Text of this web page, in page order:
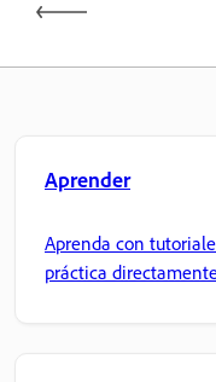
Aprender
Aprenda con
práctica